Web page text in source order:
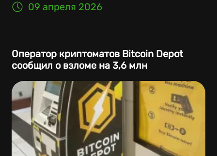
09 апреля 2026
Оператор криптоматов Bitcoin Depot
сообщил о взломе на 3,6 млн